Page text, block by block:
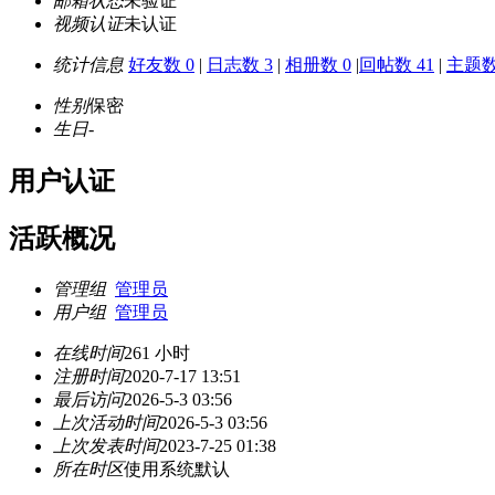
视频认证未认证
统计信息 好友数 0 | 日志数 3 | 相册数 0 |回帖数 41 | 主题
性别保密
生日-
用户认证
活跃概况
管理组 管理员
用户组 管理员
在线时间261 小时
注册时间2020-7-17 13:51
最后访问2026-5-3 03:56
上次活动时间2026-5-3 03:56
上次发表时间2023-7-25 01:38
所在时区使用系统默认